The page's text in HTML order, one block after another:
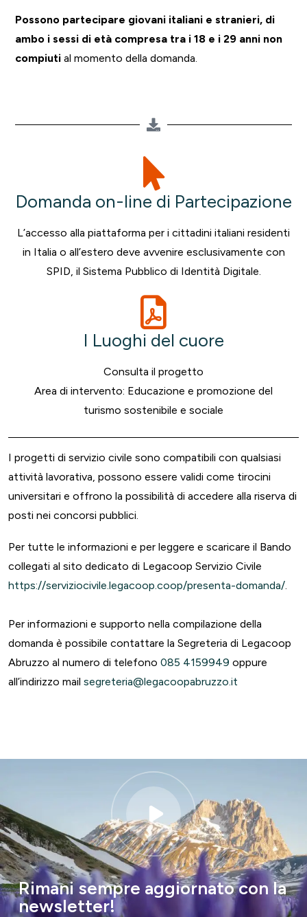
Possono partecipare giovani italiani e stranieri, di
ambo i sessi di età compresa tra i 18 e i 29 anni non
compiuti al momento della domanda.
Domanda on-line di Partecipazione
L’accesso alla piattaforma per i cittadini italiani residenti
in Italia o all’estero deve avvenire esclusivamente con
SPID, il Sistema Pubblico di Identità Digitale.
I Luoghi del cuore
Consulta il progetto
Area di intervento: Educazione e promozione del
turismo sostenibile e sociale
I progetti di servizio civile sono compatibili con qualsiasi
attività lavorativa, possono essere validi come tirocini
universitari e offrono la possibilità di accedere alla riserva di
posti nei concorsi pubblici.
Per tutte le informazioni e per leggere e scaricare il Bando
collegati al sito dedicato di Legacoop Servizio Civile
https://serviziocivile.legacoop.coop/presenta-domanda/.
Per informazioni e supporto nella compilazione della
domanda è possibile contattare la Segreteria di Legacoop
Abruzzo al numero di telefono 085 4159949 oppure
all’indirizzo mail segreteria@legacoopabruzzo.it
Rimani sempre aggiornato con la
newsletter!